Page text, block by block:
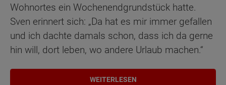
Wohnortes ein Wochenendgrundstück hatte.
Sven erinnert sich: „Da hat es mir immer gefallen
und ich dachte damals schon, dass ich da gerne
hin will, dort leben, wo andere Urlaub machen.“
WEITERLESEN